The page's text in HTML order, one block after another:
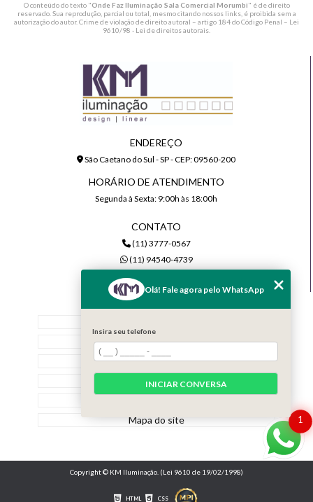
O conteúdo do texto "Onde Faz Iluminação Sala Comercial Morumbi" é de direito
reservado. Sua reprodução, parcial ou total, mesmo citando nossos links, é proibida sem a
autorização do autor. Crime de violação de direito autoral – artigo 184 do Código Penal – Lei
9610/98 - Lei de direitos autorais
ENDEREÇO
São Caetano do Sul - SP - CEP: 09560-200
HORÁRIO DE ATENDIMENTO
Segunda à Sexta: 9:00h às 18:00h
CONTATO
(11) 3777-0567
(11) 94540-4739
Quem Somos
Serviços
Contato
Mapa do site
Copyright © KM Iluminação. (Lei 9610 de 19/02/1998)
HTML CSS
1
Olá! Fale agora pelo WhatsApp
Insira seu telefone
INICIAR CONVERSA